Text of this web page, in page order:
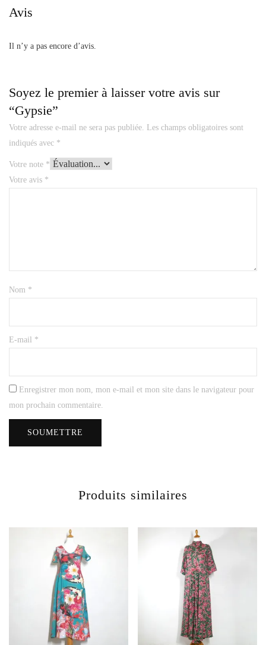
Avis
Il n’y a pas encore d’avis.
Soyez le premier à laisser votre avis sur
“Gypsie”
Votre adresse e-mail ne sera pas publiée.
Les champs obligatoires sont
indiqués avec *
Votre note *
Votre avis *
Nom *
E-mail *
Enregistrer mon nom, mon e-mail et mon site dans le navigateur pour
mon prochain commentaire.
Produits similaires